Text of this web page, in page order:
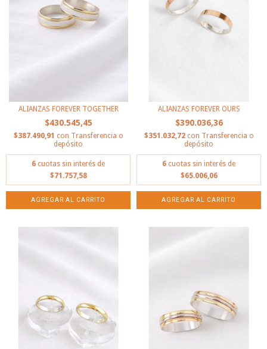
ALIANZAS FOREVER TOGETHER
$430.545,45
$387.490,91 con Transferencia o
depósito
6 cuotas sin interés de
$71.757,58
ALIANZAS FOREVER OURS
$390.036,36
$351.032,72 con Transferencia o
depósito
6 cuotas sin interés de
$65.006,06